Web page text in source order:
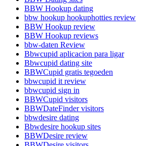
BBW Hookup dating
bbw hookup hookuphotties review
BBW Hookup review
BBW Hookup reviews
bbw-daten Review
Bbwcupid aplicacion para ligar
Bbwcupid dating site
BBWCupid gratis tegoeden
bbwcupid it review
bbwcupid sign in
BBWCupid visitors
BBWDateFinder visitors
bbwdesire dating
Bbwdesire hookup sites
BBWDesire review